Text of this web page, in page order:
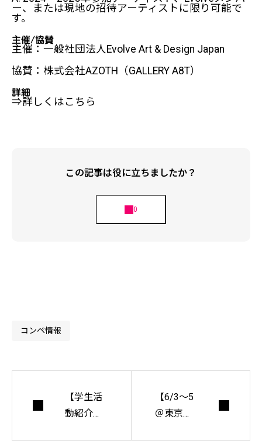
ー、または現地の招待アーティストに限り可能で
す。
主催/協賛
主催： 一般社団法人Evolve Art & Design Japan
協賛： 株式会社AZOTH（GALLERY A8T）
詳細
⇒詳しくはこちら
この記事は役に立ちましたか？
コンペ情報
【学生活
動紹介】
【6/3～5
＠東京】